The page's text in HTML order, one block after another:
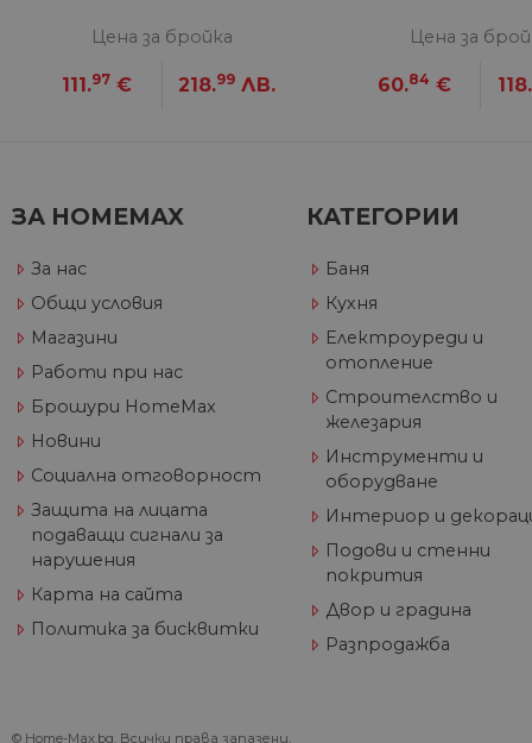
Цена за бройка
111.97 € 218.99 ЛВ.
Цена за
60.84 € 118.
ЗА HOMEMAX
За нас
Общи условия
Магазини
Работи при нас
Брошури HomeMax
Новини
Социална отговорност
Защита на лицата
подаващи сигнали за
нарушения
Карта на сайта
Политика за бисквитки
КАТЕГОРИИ
Баня
Кухня
Електроуреди и
отопление
Строителство и
железария
Инструменти и
оборудване
Интериор и
Подови и стенни
покрития
Двор и градина
Разпродажба
© Home-Max.bg. Всички права запазени.
__utmc
__utmz
_gid
Име
_fbp
_gcl_au